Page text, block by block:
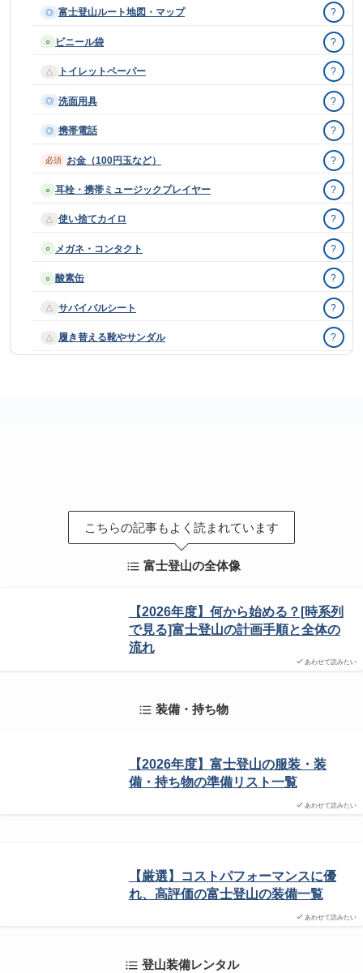
◎ 富士登山ルート地図・マップ ?
○ ビニール袋 ?
△ トイレットペーパー ?
◎ 洗面用具 ?
◎ 携帯電話 ?
必須 お金（100円玉など） ?
○ 耳栓・携帯ミュージックプレイヤー ?
△ 使い捨てカイロ ?
○ メガネ・コンタクト ?
○ 酸素缶 ?
△ サバイバルシート ?
△ 履き替える靴やサンダル ?
こちらの記事もよく読まれています
富士登山の全体像
あわせて読みたい
【2026年度】何から始める？[時系列
で見る]富士登山の計画手順と全体の
流れ
装備・持ち物
あわせて読みたい
【2026年度】富士登山の服装・装
備・持ち物の準備リスト一覧
あわせて読みたい
【厳選】コストパフォーマンスに優
れ、高評価の富士登山の装備一覧
登山装備レンタル